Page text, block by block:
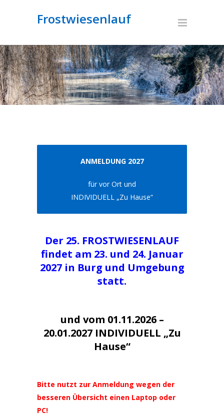
Frostwiesenlauf
ANMELDUNG 2027
für vor Ort und
INDIVIDUELL „Zu Hause“
Der 25. FROSTWIESENLAUF
findet am 23. und 24. Januar
2027 in Burg und Umgebung
statt.
und vom 01.11.2026 –
20.01.2027 INDIVIDUELL „Zu
Hause“
Bitte nutzt zur Anmeldung wegen der
besseren Übersicht einen Laptop oder
PC!